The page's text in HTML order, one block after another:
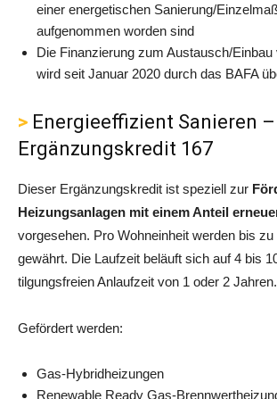
einer energetischen Sanierung/
aufgenommen worden sind
Die Finanzierung zum Austausch/
wird seit Januar 2020 durch das BAFA
Energieeffizient Sanieren –
Ergänzungskredit 167
Dieser Ergänzungskredit ist speziell zur
Heizungsanlagen mit einem Anteil
vorgesehen. Pro Wohneinheit werden bis zu
gewährt. Die Laufzeit beläuft sich auf 4 bis
tilgungsfreien Anlaufzeit von 1 oder 2 Jahren.
Gefördert werden:
Gas-Hybridheizungen
Renewable Ready Gas-